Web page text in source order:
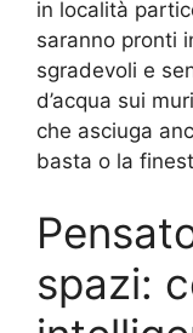
in località
saranno pronti
sgradevoli e
d’acqua sui
che asciuga
basta o la
spazi: